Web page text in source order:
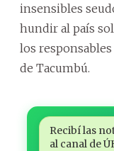
insensibles
hundir al país
los
de Tacumbú.
Recibí las
al canal de